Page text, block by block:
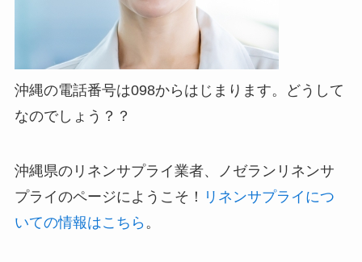
沖縄の電話番号は098からはじまります。どうして
なのでしょう？？
沖縄県のリネンサプライ業者、ノゼランリネンサ
プライのページにようこそ！ リネンサプライにつ
いての情報はこちら 。